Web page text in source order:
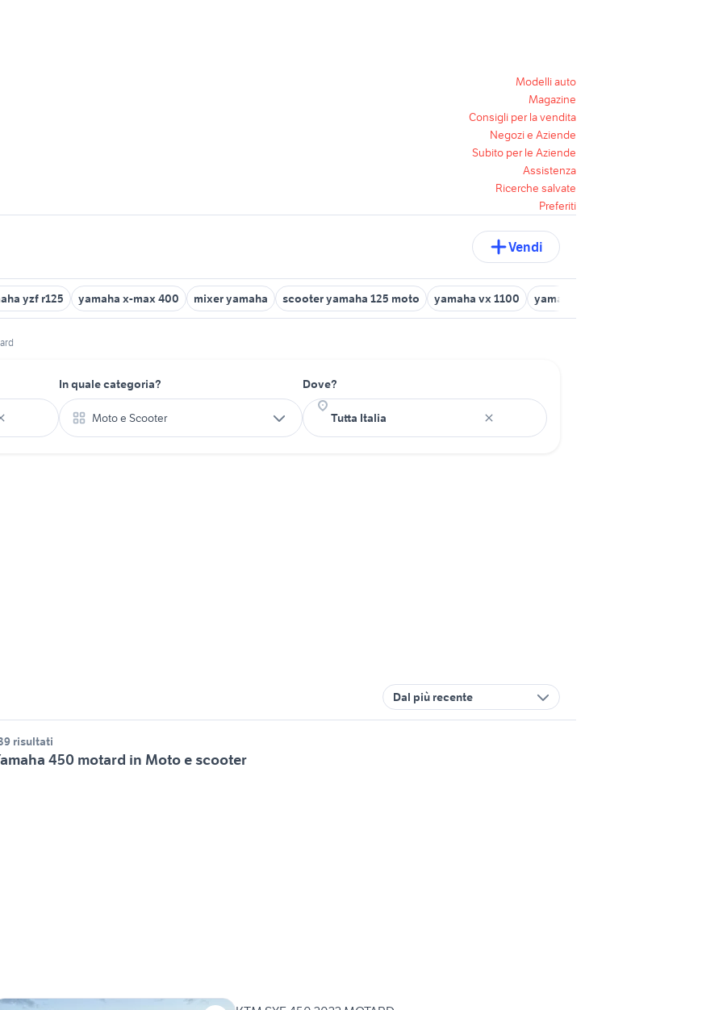
Modelli auto
Magazine
Consigli per la vendita
Negozi e Aziende
Subito per le Aziende
Assistenza
Ricerche salvate
Preferiti
Vendi
yzf r125 yamaha x-max 400 mixer yamaha scooter yamaha 125 moto yamaha vx 1100 yamaha clavinova
In quale categoria?
Moto e Scooter
Dove?
Dal più recente
risultati
450 motard in Moto e scooter